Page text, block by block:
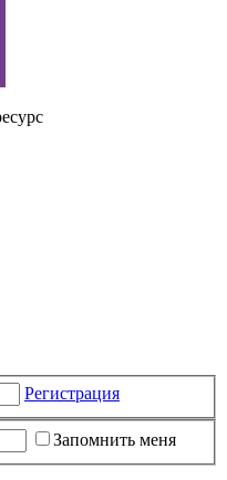
Регистрация
Запомнить меня